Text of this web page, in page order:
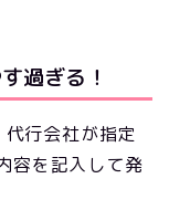
過ぎる！
行会社が指定
容を記入して発